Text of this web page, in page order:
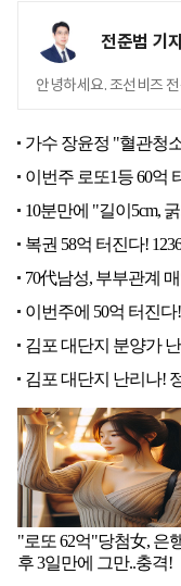
전준범 기
안녕하세요. 조선비즈